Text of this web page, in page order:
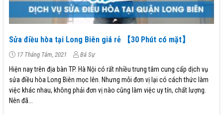
Sửa điều hòa tại Long Biên giá rẻ 【30 Phút có mặt】
17 Tháng Tám, 2021 Bá Sự
Hiện nay trên địa bàn TP. Hà Nội có rất nhiều trung tâm cung cấp dịch vụ
sửa điều hòa Long Biên mọc lên. Nhưng mỗi đơn vị lại có cách thức làm
việc khác nhau, không phải đơn vị nào cũng làm việc uy tín, chất lượng.
Nên đã...